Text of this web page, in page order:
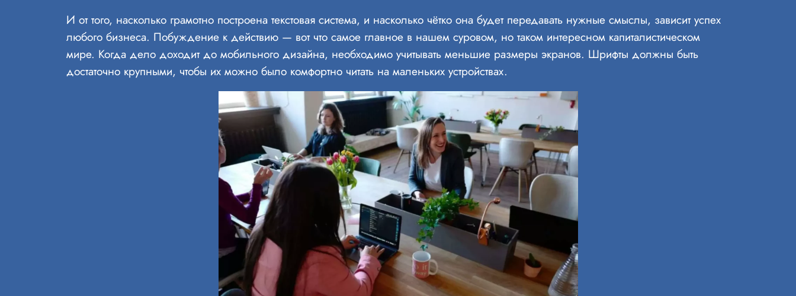
И от того, насколько грамотно построена текстовая система, и насколько чётко она будет передавать нужные смыслы, зависит успех
любого бизнеса. Побуждение к действию — вот что самое главное в нашем суровом, но таком интересном капиталистическом
мире. Когда дело доходит до мобильного дизайна, необходимо учитывать меньшие размеры экранов. Шрифты должны быть
достаточно крупными, чтобы их можно было комфортно читать на маленьких устройствах.